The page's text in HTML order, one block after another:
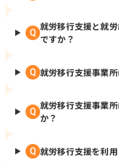
Q
就労移行支援と就
ですか？
Q 就労移行支援事業
Q
就労移行支援事業
か？
Q 就労移行支援を利